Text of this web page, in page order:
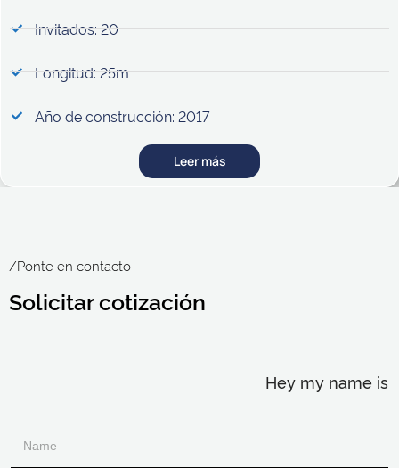
Invitados: 20
Longitud: 25m
Año de construcción: 2017
Leer más
/Ponte en contacto
Solicitar cotización
Hey my name is